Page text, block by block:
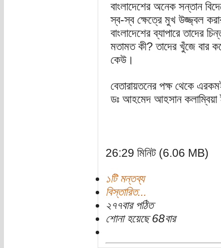
বাংলাদেশের অনেক সন্তান
স্ব-স্ব ক্ষেত্রে মুখ উজ্জ্বল
বাংলাদেশের ব্যাপারে তাদের
মতামত কী? তাদের খুঁজে বার
কেউ।
বেতারায়তনের পক্ষ থেকে
ডঃ আহমেদ আহসান কলাম্বিয়া
26:29 মিনিট (6.06 MB)
১টি মন্তব্য
বিস্তারিত...
২৭৭বার পঠিত
শোনা হয়েছে 68বার